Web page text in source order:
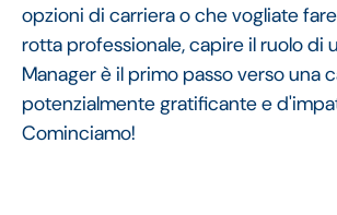
opzioni di carriera o che vogliate
rotta professionale, capire il ruolo di
Manager è il primo passo verso una
potenzialmente gratificante e
Cominciamo!